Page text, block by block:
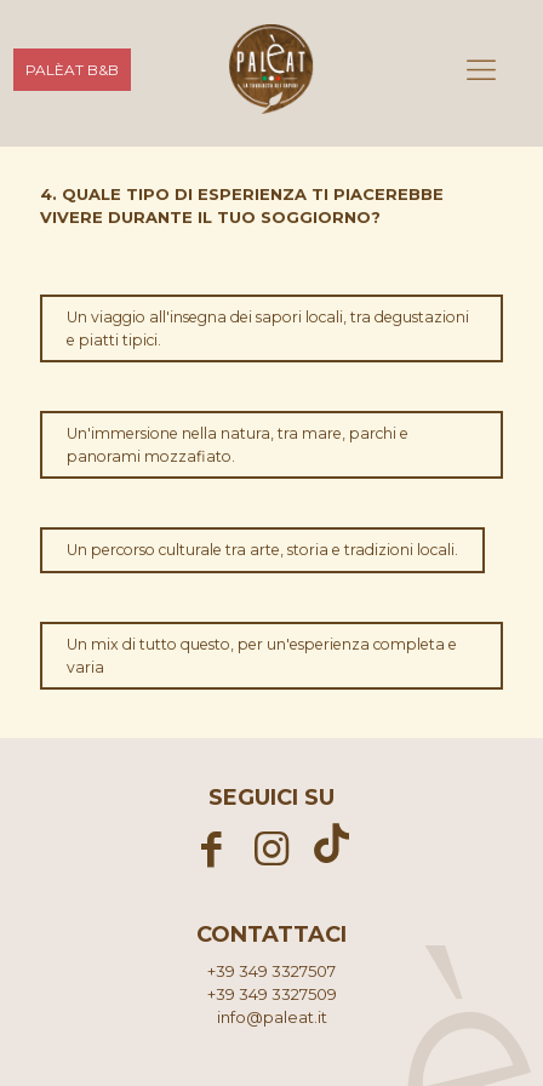
PALÈAT B&B
4. QUALE TIPO DI ESPERIENZA TI PIACEREBBE
VIVERE DURANTE IL TUO SOGGIORNO?
Un viaggio all'insegna dei sapori locali, tra degustazioni
e piatti tipici.
Un'immersione nella natura, tra mare, parchi e
panorami mozzafiato.
Un percorso culturale tra arte, storia e tradizioni locali.
Un mix di tutto questo, per un'esperienza completa e
varia
SEGUICI SU
CONTATTACI
+39 349 3327507
+39 349 3327509
info@paleat.it